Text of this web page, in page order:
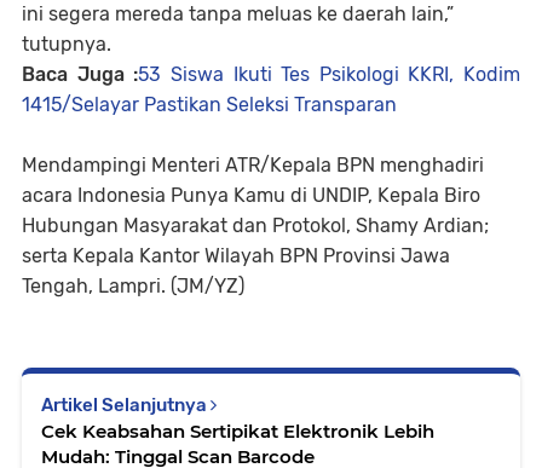
ini segera mereda tanpa meluas ke daerah lain,”
tutupnya.
Baca Juga :53 Siswa Ikuti Tes Psikologi KKRI, Kodim
1415/Selayar Pastikan Seleksi Transparan
Mendampingi Menteri ATR/Kepala BPN menghadiri
acara Indonesia Punya Kamu di UNDIP, Kepala Biro
Hubungan Masyarakat dan Protokol, Shamy Ardian;
serta Kepala Kantor Wilayah BPN Provinsi Jawa
Tengah, Lampri. (JM/YZ)
Artikel Selanjutnya
Cek Keabsahan Sertipikat Elektronik Lebih
Mudah: Tinggal Scan Barcode